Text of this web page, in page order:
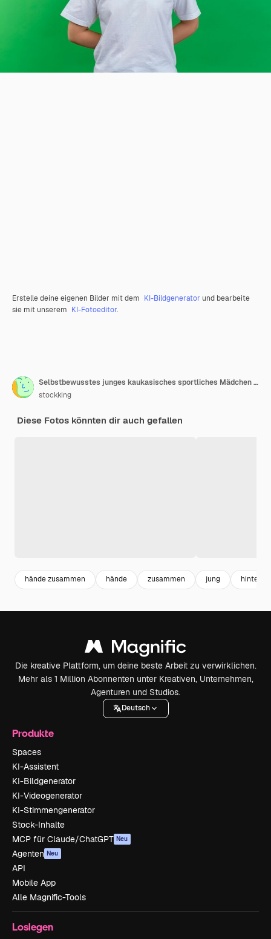
Erstelle deine eigenen Bilder mit dem KI-Bildgenerator und bearbeite
sie mit unserem KI-Fotoeditor.
Selbstbewusstes junges kaukasisches sportliches Mädchen mit Klammern, die Stirnband tragen
stockking
Diese Fotos könnten dir auch gefallen
hände zusammen hände zusammen jung hintern
Die kreative Plattform, um deine beste Arbeit zu verwirklichen.
Mehr als 1 Million Abonnenten unter Kreativen, Unternehmen,
Agenturen und Studios.
Deutsch
Produkte
Spaces
KI-Assistent
KI-Bildgenerator
KI-Videogenerator
KI-Stimmengenerator
Stock-Inhalte
MCP für Claude/ChatGPT Neu
Agenten Neu
API
Mobile App
Alle Magnific-Tools
Loslegen